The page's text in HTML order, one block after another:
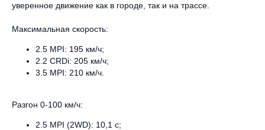
уверенное движение как в городе, так и на трассе.
Максимальная скорость:
2.5 MPI: 195 км/ч;
2.2 CRDi: 205 км/ч;
3.5 MPI: 210 км/ч.
Разгон 0-100 км/ч:
2.5 MPI (2WD): 10,1 с;